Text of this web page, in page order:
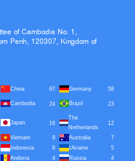
of Cambodia No. 1,
Penh, 120307, Kingdom of
China 67 Germany
58
Cambodia 24 Brazil 23
Japan 16
The
Netherlands
12
Vietnam 8 Australia
7
Indonesia 6 Ukraine
5
Andorra 4 Russia 4